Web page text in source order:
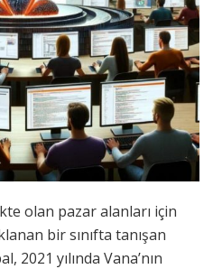
olan pazar alanları için
bir sınıfta tanışan
2021 yılında Vana’nın